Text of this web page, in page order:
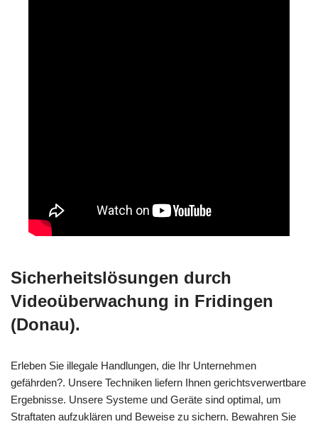
Sicherheitslösungen durch
Videoüberwachung in Fridingen
(Donau).
Erleben Sie illegale Handlungen, die Ihr Unternehmen
gefährden?. Unsere Techniken liefern Ihnen gerichtsverwertbare
Ergebnisse. Unsere Systeme und Geräte sind optimal, um
Straftaten aufzuklären und Beweise zu sichern. Bewahren Sie